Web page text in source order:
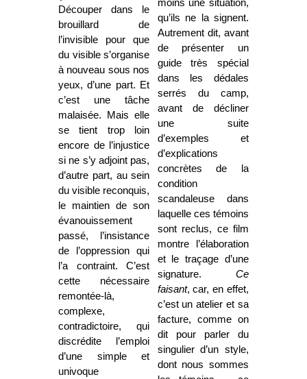
Découper dans le
brouillard de
l’invisible pour que
du visible s’organise
à nouveau sous nos
yeux, d’une part. Et
c’est une tâche
malaisée. Mais elle
se tient trop loin
encore de l’injustice
si ne s’y adjoint pas,
d’autre part, au sein
du visible reconquis,
le maintien de son
évanouissement
passé, l’insistance
de l’oppression qui
l’a contraint. C’est
cette nécessaire
remontée-là,
complexe,
contradictoire, qui
discrédite l’emploi
d’une simple et
univoque
moins une situation,
qu’ils ne la signent.
Autrement dit, avant
de présenter un
guide très spécial
dans les dédales
serrés du camp,
avant de décliner
une suite
d’exemples et
d’explications
concrètes de la
condition
scandaleuse dans
laquelle ces témoins
sont reclus, ce film
montre l’élaboration
et le traçage d’une
signature. Ce
faisant, car, en effet,
c’est un atelier et sa
facture, comme on
dit pour parler du
singulier d’un style,
dont nous sommes